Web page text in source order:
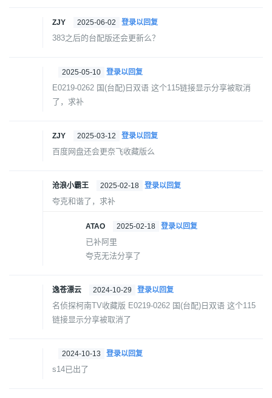
ZJY 2025-06-02 登录以回复
383之后的台配版还会更新么？
2025-05-10 登录以回复
E0219-0262 国(台配)日双语 这个115链接显示分享被取消
了，求补
ZJY 2025-03-12 登录以回复
百度网盘还会更奈飞收藏版么
沧浪小霸王 2025-02-18 登录以回复
夸克和谐了，求补
ATAO 2025-02-18 登录以回复
已补阿里
夸克无法分享了
逸苍漂云 2024-10-29 登录以回复
名侦探柯南TV收藏版 E0219-0262 国(台配)日双语 这个115
链接显示分享被取消了
2024-10-13 登录以回复
s14已出了